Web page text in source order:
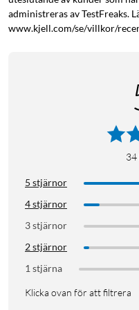
Philips RGB-ljuskällor
administreras av TestFreaks.
www.kjell.com/se/villkor/
34
5 stjärnor
4 stjärnor
3 stjärnor
2 stjärnor
1 stjärna
Klicka ovan för att filtrera